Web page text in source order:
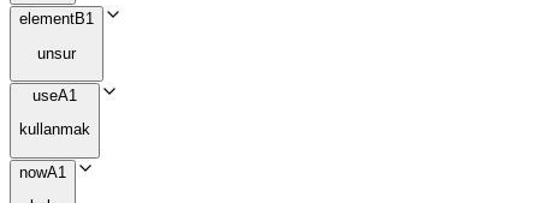
elementB1
unsur
useA1
kullanmak
nowA1